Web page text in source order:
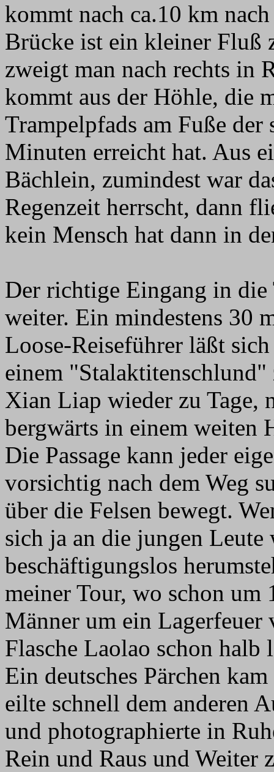
kommt nach ca.10 km
Brücke ist ein kleiner Fluß
zweigt man nach rechts in
kommt aus der Höhle, die
Trampelpfads am Fuße
Minuten erreicht hat. Aus
Bächlein, zumindest war
Regenzeit herrscht, dann
kein Mensch hat dann in
Der richtige Eingang in
weiter. Ein mindestens 30
Loose-Reiseführer läßt
einem
Xian Liap wieder zu Tage,
bergwärts in einem weiten
Die Passage kann jeder
vorsichtig nach dem Weg
über die Felsen bewegt.
sich ja an die jungen
beschäftigungslos
meiner Tour, wo schon
Männer um ein Lagerfeuer
Flasche Laolao schon halb
Ein deutsches Pärchen
eilte schnell dem anderen
und photographierte in
Rein und Raus und Weiter